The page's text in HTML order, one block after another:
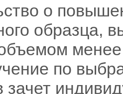
о
образца,
менее
по
зачет